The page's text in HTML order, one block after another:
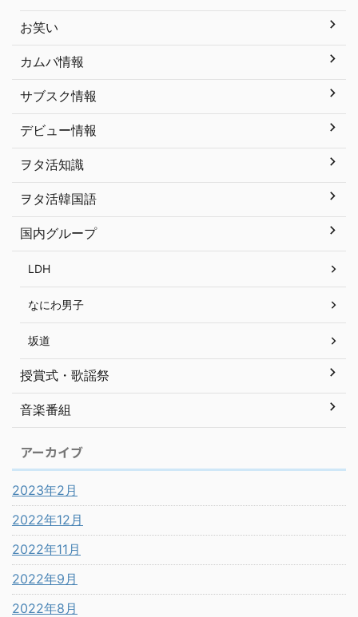
お笑い
カムバ情報
サブスク情報
デビュー情報
ヲタ活知識
ヲタ活韓国語
国内グループ
LDH
なにわ男子
坂道
授賞式・歌謡祭
音楽番組
アーカイブ
2023年2月
2022年12月
2022年11月
2022年9月
2022年8月